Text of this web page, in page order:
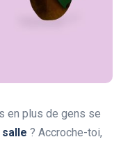
en plus de gens se
? Accroche-toi,